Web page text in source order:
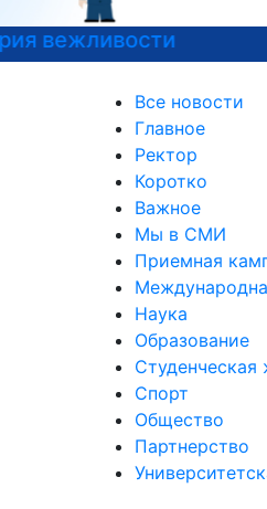
Узнать больше о
актуальных выставках
Все новости
Главное
Ректор
Коротко
Важное
Мы в СМИ
Приемная
Наука
Образование
Студенческая
Спорт
Общество
Партнерство